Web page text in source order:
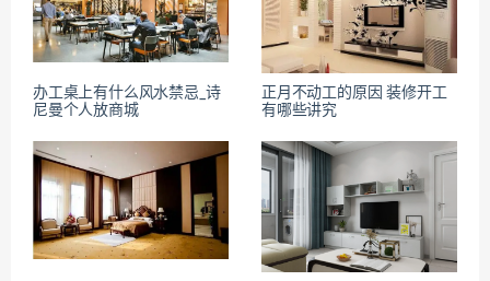
办工桌上有什么风水禁忌_诗
尼曼个人放商城
正月不动工的原因 装修开工
有哪些讲究